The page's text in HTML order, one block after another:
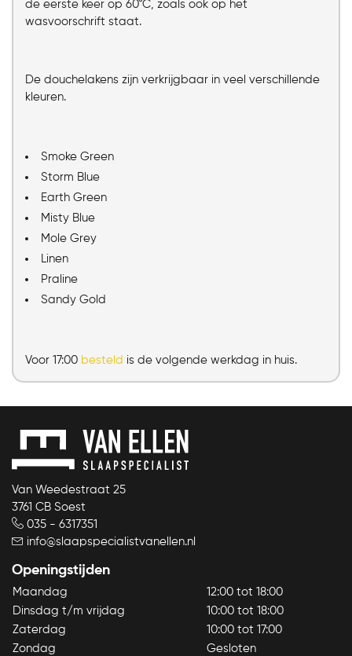
de eerste keer op 60°C, zoals ook op het
wasvoorschrift staat.
De douchelakens zijn verkrijgbaar in veel verschillende
kleuren.
Smoke Green
Storm Blue
Earth Green
Misty Blue
Mole Grey
Linen
Praline
Sandy Gold
Voor 17:00 besteld is de volgende werkdag in huis.
Van Weedestraat 25
3761 CB Soest
035 - 6317351
info@slaapspecialistvanellen.nl
Openingstijden
Maandag
12:00 tot 18:00
Dinsdag t/m vrijdag
10:00 tot 18:00
Zaterdag
10:00 tot 17:00
Zondag
Gesloten